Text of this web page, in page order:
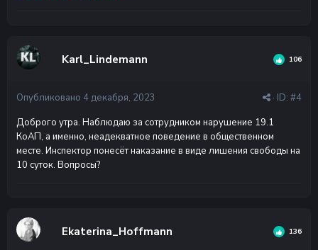
Karl_Lindemann 106
· ID: #4
Опубликовано 4 декабря, 2023
Доброго утра. Наблюдаю за сотрудником нарушение 19.1
КоАП, а именно, неадекватное поведение в общественном
месте. Инспектор понесёт наказание в виде лишения свободы на
10 суток. Вопросы?
Ekaterina_Hoffmann 136